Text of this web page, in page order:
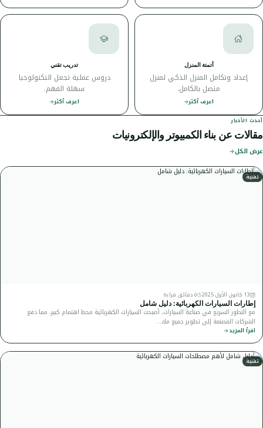
أتمتة المنزل
إعداد وتكامل المنزل الذكي لمنزل
متصل بالكامل.
اعرف أكثر
تدريب تقني
دروس عملية تجعل التكنولوجيا
سهلة الفهم.
اعرف أكثر
أحدث الأخبار
مقالات عن بناء الكمبيوتر والإلكترونيات
عرض الكل
تقنية
13 كانون الأول 2025 ٥ دقائق قراءة
إطارات السيارات الكهربائية: دليل شامل
مع التطور السريع في صناعة السيارات، أصبحت السيارات الكهربائية محط اهتمام كبير، مما دفع
الشركات المصنعة إلى تطوير جميع مك…
اقرأ المزيد
تقنية